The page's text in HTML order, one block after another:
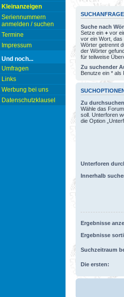
Kleinanzeigen
Seriennummern
anmelden / suchen
Termine
Impressum
Und noch...
Umfragen
Links
Werbung bei uns
Datenschutzklausel
SUCHANFRAGE
Suche nach
Setze ein + vor
vor ein Wort, das
Wörter getrennt
der Wörter
für teilweise
Zu suchender
Benutze ein * als
Zu
Wähle das
soll. Unterforen
die Option
Unterforen
Innerhalb
Ergebnisse
Ergebnisse
Suchzeitraum
Die ersten: